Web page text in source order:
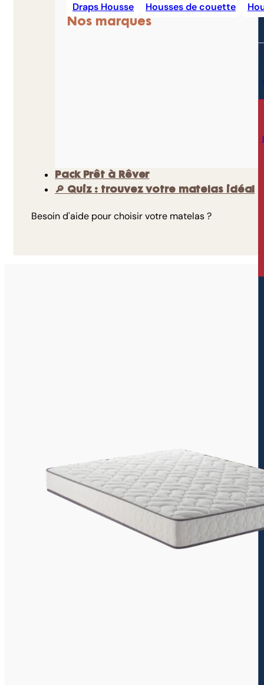
Draps Housse Housses de couette
Nos marques
Pack Prêt à Rêver
🔎 Quiz : trouvez votre matelas idéal
Besoin d'aide pour choisir votre matelas ?